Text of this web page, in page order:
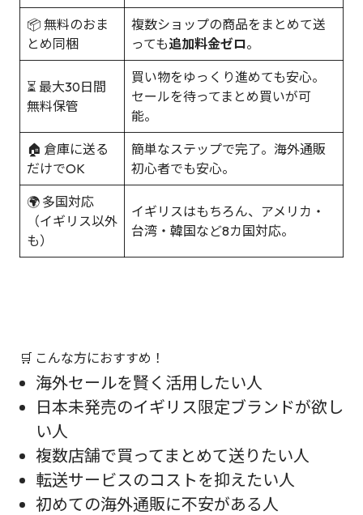
📦 無料のおま
とめ同梱
複数ショップの商品をまとめて送
っても追加料金ゼロ。
⏳ 最大30日間
無料保管
買い物をゆっくり進めても安心。
セールを待ってまとめ買いが可
能。
🏠 倉庫に送る
だけでOK
簡単なステップで完了。海外通販
初心者でも安心。
🌍 多国対応
（イギリス以外
も）
イギリスはもちろん、アメリカ・
台湾・韓国など8カ国対応。
🛒 こんな方におすすめ！
海外セールを賢く活用したい人
日本未発売のイギリス限定ブランドが欲し
い人
複数店舗で買ってまとめて送りたい人
転送サービスのコストを抑えたい人
初めての海外通販に不安がある人